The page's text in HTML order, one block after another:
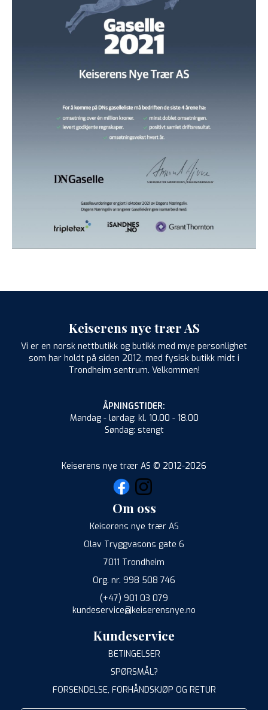
Keiserens nye trær AS
Vi er en norsk nettbutikk og butikk med mye personlighet
som har holdt på siden 2012, med fysisk butikk midt i
Trondheim sentrum. Velkommen!
ÅPNINGSTIDER:
Mandag - lørdag: kl. 10.00 - 18.00
Søndag: stengt
Keiserens nye trær AS © 2012-2026
Om oss
Keiserens nye trær AS
Olav Tryggvasons gate 6
7011 Trondheim
Org. nr. 998 508 746
(+47) 901 03 079
kundeservice@keiserensnye.no
Kundeservice
BETINGELSER
SPØRSMÅL?
FORSENDELSE, FORHÅNDSKJØP OG RETUR